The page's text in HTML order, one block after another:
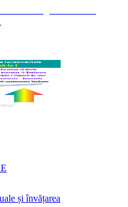
și învățarea